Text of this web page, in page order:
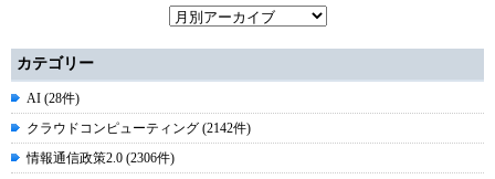
カテゴリー
AI (28件)
クラウドコンピューティング (2142件)
情報通信政策2.0 (2306件)